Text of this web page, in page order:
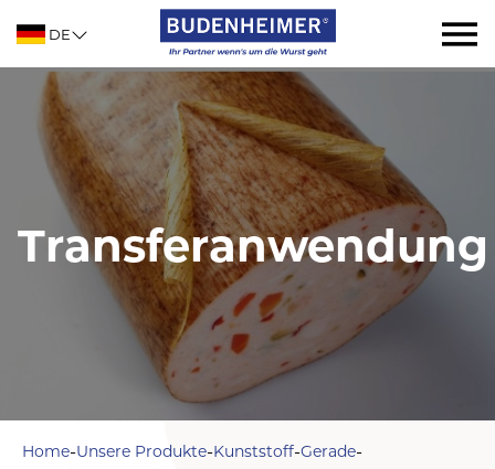
DE
Transferanwendung
Home-Unsere Produkte-Kunststoff-Gerade-